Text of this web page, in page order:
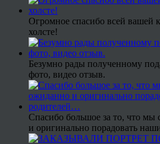
Огромное спасибо всей вашей
холсте!
Безумно рады полученному
фото, видео отзыв.
Спасибо большое за то, что мы
и оригинально порадовать